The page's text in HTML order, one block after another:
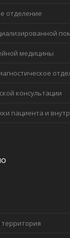
отделение
медицины
консультации
пациента и